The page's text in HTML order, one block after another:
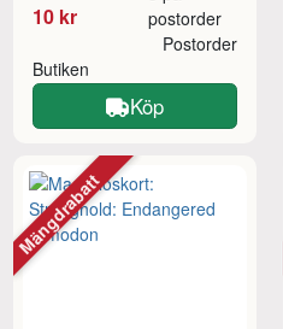
10 kr
postorder
Butiken
Postorder
Köp
Mängdrabatt